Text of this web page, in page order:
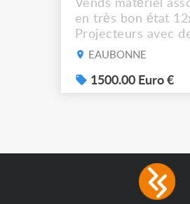
Vends matériel
en très bon état
Projecteurs avec
de filtre filtre Lustr
system – seven
LEDs providing the
consumption The
permanence of a
EAUBONNE
1500.00 Euro €